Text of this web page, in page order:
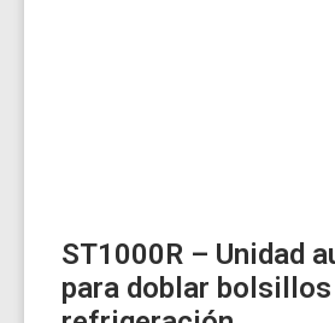
ST1000R – Unidad
para doblar